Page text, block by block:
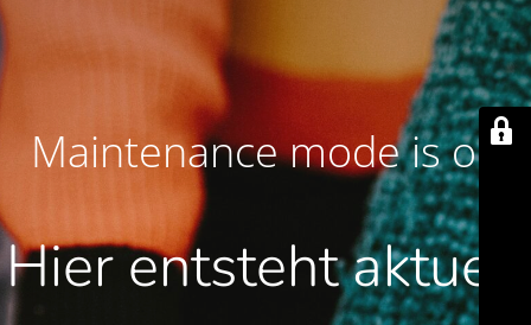
Maintenance mode is on
Hier entsteht aktuell